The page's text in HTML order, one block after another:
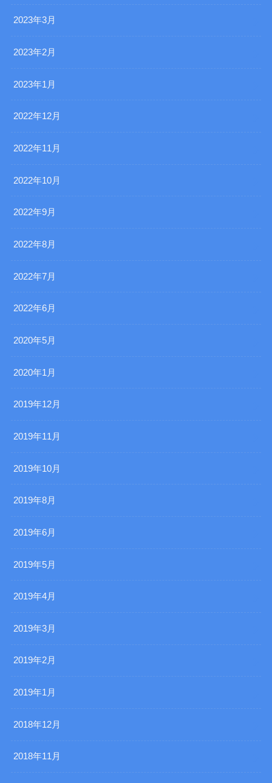
2023年3月
2023年2月
2023年1月
2022年12月
2022年11月
2022年10月
2022年9月
2022年8月
2022年7月
2022年6月
2020年5月
2020年1月
2019年12月
2019年11月
2019年10月
2019年8月
2019年6月
2019年5月
2019年4月
2019年3月
2019年2月
2019年1月
2018年12月
2018年11月